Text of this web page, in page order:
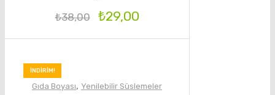
₺38,00 ₺29,00
İNDIRIM!
Gıda Boyası, Yenilebilir Süslemeler